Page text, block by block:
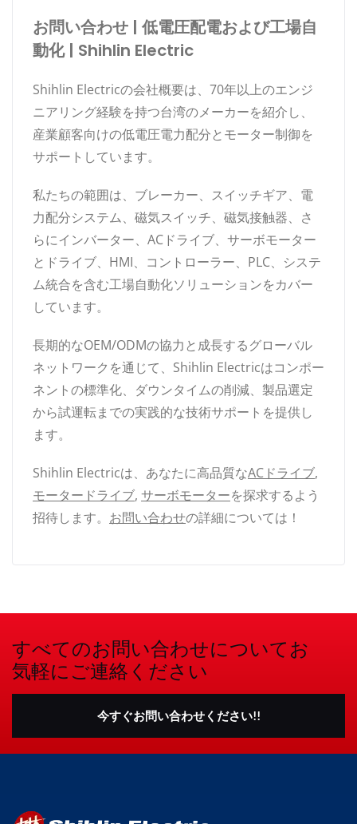
お問い合わせ | 低電圧配電および工場自
動化 | Shihlin Electric
Shihlin Electricの会社概要は、70年以上のエンジ
ニアリング経験を持つ台湾のメーカーを紹介し、
産業顧客向けの低電圧電力配分とモーター制御を
サポートしています。
私たちの範囲は、ブレーカー、スイッチギア、電
力配分システム、磁気スイッチ、磁気接触器、さ
らにインバーター、ACドライブ、サーボモーター
とドライブ、HMI、コントローラー、PLC、システ
ム統合を含む工場自動化ソリューションをカバー
しています。
長期的なOEM/ODMの協力と成長するグローバル
ネットワークを通じて、Shihlin Electricはコンポー
ネントの標準化、ダウンタイムの削減、製品選定
から試運転までの実践的な技術サポートを提供し
ます。
Shihlin Electricは、あなたに高品質なACドライブ,
モータードライブ, サーボモーターを探求するよう
招待します。 お問い合わせの詳細については！
すべてのお問い合わせについてお
気軽にご連絡ください
今すぐお問い合わせください!!